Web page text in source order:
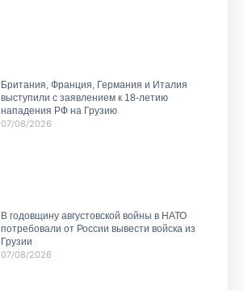
Британия, Франция, Германия и Италия
выступили с заявлением к 18-летию
нападения РФ на Грузию
07/08/2026
В годовщину августовской войны в НАТО
потребовали от России вывести войска из
Грузии
07/08/2026